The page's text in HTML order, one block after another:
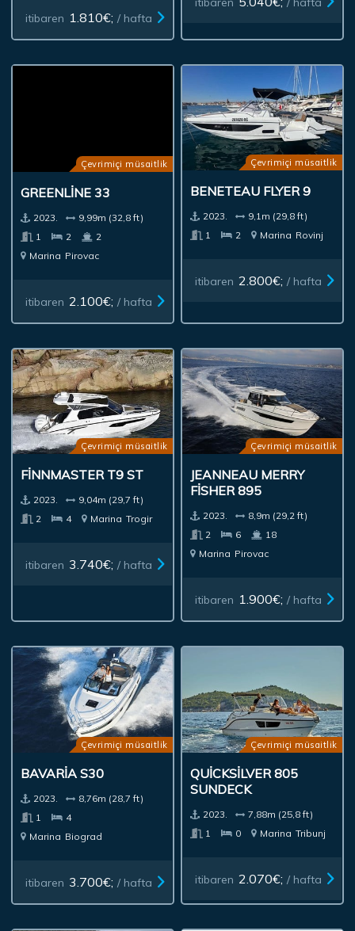
itibaren 1.810€; / hafta
Çevrimiçi müsaitlik
GREENLINE 33
2023.
9,99m (32,8 ft)
1
2
2
Marina Pirovac
itibaren 2.100€; / hafta
Çevrimiçi müsaitlik
BENETEAU FLYER 9
2023.
9,1m (29,8 ft)
1
2 Marina Rovinj
itibaren 2.800€; / hafta
Çevrimiçi müsaitlik
FINNMASTER T9 ST
2023.
9,04m (29,7 ft)
2
4 Marina Trogir
itibaren 3.740€; / hafta
Çevrimiçi müsaitlik
JEANNEAU MERRY
FISHER 895
2023.
8,9m (29,2 ft)
2
6
18
Marina Pirovac
itibaren 1.900€; / hafta
Çevrimiçi müsaitlik
BAVARIA S30
2023.
8,76m (28,7 ft)
1
4
Marina Biograd
itibaren 3.700€; / hafta
Çevrimiçi müsaitlik
QUICKSILVER 805
SUNDECK
2023.
7,88m (25,8 ft)
1
0 Marina Tribunj
itibaren 2.070€; / hafta